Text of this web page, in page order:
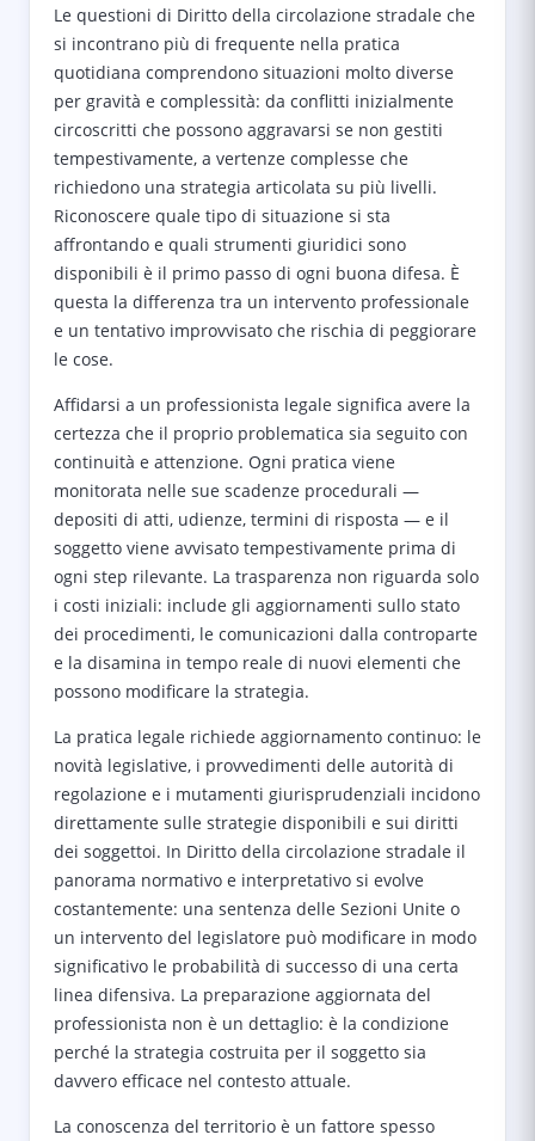
Le questioni di Diritto della circolazione stradale che
si incontrano più di frequente nella pratica
quotidiana comprendono situazioni molto diverse
per gravità e complessità: da conflitti inizialmente
circoscritti che possono aggravarsi se non gestiti
tempestivamente, a vertenze complesse che
richiedono una strategia articolata su più livelli.
Riconoscere quale tipo di situazione si sta
affrontando e quali strumenti giuridici sono
disponibili è il primo passo di ogni buona difesa. È
questa la differenza tra un intervento professionale
e un tentativo improvvisato che rischia di peggiorare
le cose.
Affidarsi a un professionista legale significa avere la
certezza che il proprio problematica sia seguito con
continuità e attenzione. Ogni pratica viene
monitorata nelle sue scadenze procedurali —
depositi di atti, udienze, termini di risposta — e il
soggetto viene avvisato tempestivamente prima di
ogni step rilevante. La trasparenza non riguarda solo
i costi iniziali: include gli aggiornamenti sullo stato
dei procedimenti, le comunicazioni dalla controparte
e la disamina in tempo reale di nuovi elementi che
possono modificare la strategia.
La pratica legale richiede aggiornamento continuo: le
novità legislative, i provvedimenti delle autorità di
regolazione e i mutamenti giurisprudenziali incidono
direttamente sulle strategie disponibili e sui diritti
dei soggettoi. In Diritto della circolazione stradale il
panorama normativo e interpretativo si evolve
costantemente: una sentenza delle Sezioni Unite o
un intervento del legislatore può modificare in modo
significativo le probabilità di successo di una certa
linea difensiva. La preparazione aggiornata del
professionista non è un dettaglio: è la condizione
perché la strategia costruita per il soggetto sia
davvero efficace nel contesto attuale.
La conoscenza del territorio è un fattore spesso